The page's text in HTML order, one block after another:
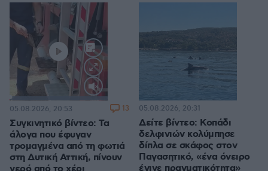
100.00%
Συγκινητικό βίντεο: Τα
άλογα που έφυγαν
τρομαγμένα από τη φωτιά
στη Δυτική Αττική, πίνουν
05.08.2026, 20:53 13
Δείτε βίντεο: Κοπάδι
δελφινιών κολύμπησε
δίπλα σε σκάφος στον
Παγασητικό, «ένα όνειρο
έγινε πραγματικότητα»
05.08.2026, 20:31